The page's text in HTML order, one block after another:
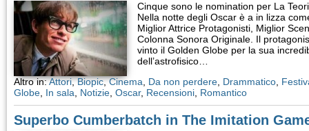
Cinque sono le nomination per La
Nella notte degli Oscar è a in lizza
Miglior Attrice Protagonisti, Miglior
Colonna Sonora Originale. Il
vinto il Golden Globe per la sua
dell’astrofisico…
Altro in:Attori,Biopic,Cinema Da non perdere Drammatico
Globe In sala Notizie Oscar, Recensioni Romantico
Superbo Cumberbatch in The Imitation